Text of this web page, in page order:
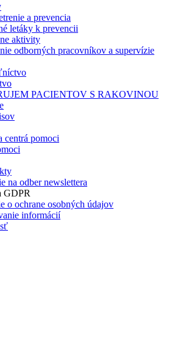
a prevencia
letáky k prevencii
aktivity
odborných pracovníkov a supervízie
PACIENTOV S RAKOVINOU
centrá pomoci
na odber newslettera
GDPR
o ochrane osobných údajov
informácií